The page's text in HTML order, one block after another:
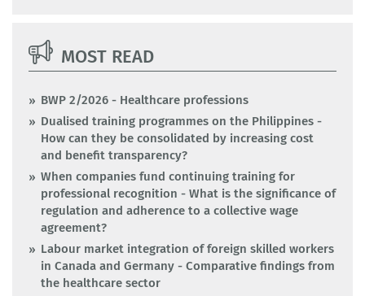
MOST READ
BWP 2/2026 - Healthcare professions
Dualised training programmes on the Philippines -
How can they be consolidated by increasing cost
and benefit transparency?
When companies fund continuing training for
professional recognition - What is the significance of
regulation and adherence to a collective wage
agreement?
Labour market integration of foreign skilled workers
in Canada and Germany - Comparative findings from
the healthcare sector